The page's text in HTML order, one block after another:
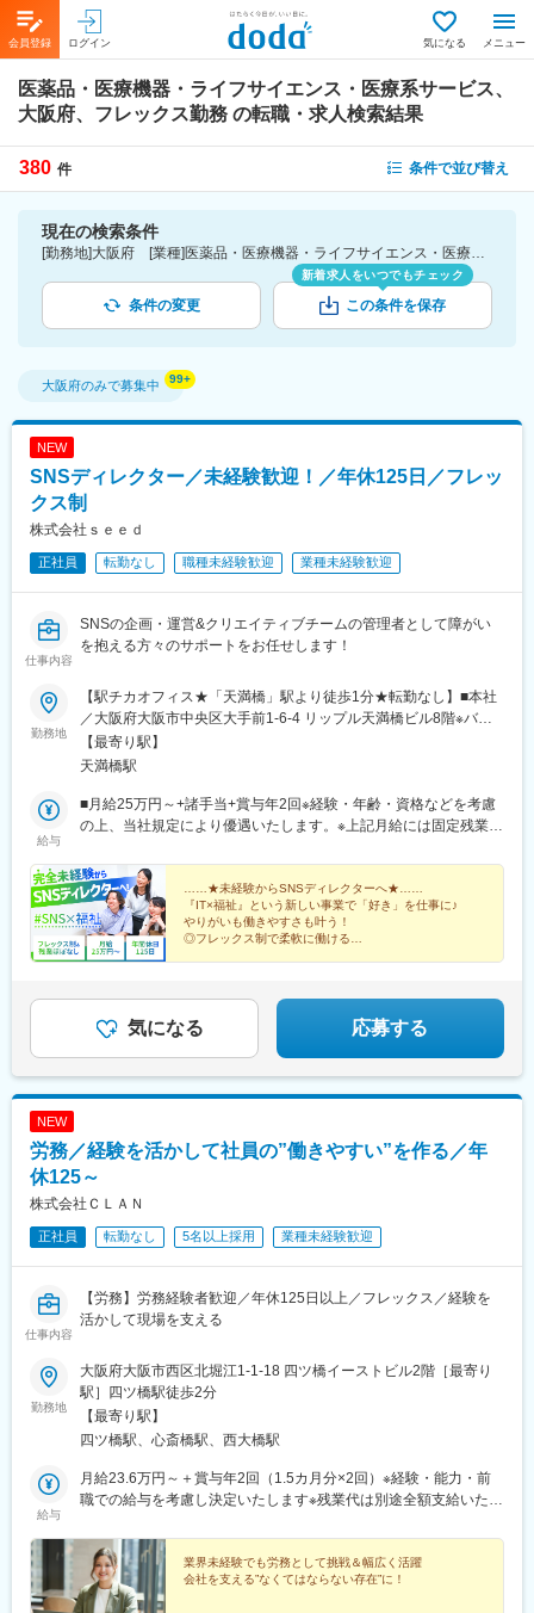
会員登録 ログイン 気になる メニュー
医薬品・医療機器・ライフサイエンス・医療系サービス、
大阪府、フレックス勤務 の転職・求人検索結果
380 件 条件で並び替え
現在の検索条件
[勤務地]大阪府 [業種]医薬品・医療機器・ライフサイエンス・医療系サービス [詳細条件](休日・働き方)フレックス勤務
条件の変更
新着求人をいつでもチェック
この条件を保存
大阪府のみで募集中
NEW
SNSディレクター／未経験歓迎！／年休125日／フレッ
クス制
株式会社ｓｅｅｄ
正社員 転勤なし 職種未経験歓迎 業種未経験歓迎
仕事内容
SNSの企画・運営&クリエイティブチームの管理者として障がい
を抱える方々のサポートをお任せします！
勤務地
【駅チカオフィス★「天満橋」駅より徒歩1分★転勤なし】■本社
／大阪府大阪市中央区大手前1-6-4 リップル天満橋ビル8階※バイ
ク・自転車通勤相談可〈アクセス〉・京阪・大阪メトロ「天満
橋」駅より徒歩1分・大阪メトロ「谷町四丁目」駅より徒歩7分
【最寄り駅】
天満橋駅
給与
■月給25万円～+諸手当+賞与年2回※経験・年齢・資格などを考慮
の上、当社規定により優遇いたします。※上記月給には固定残業代
します。
……★未経験からSNSディレクターへ★……
『IT×福祉』という新しい事業で「好き」を仕事に♪
やりがいも働きやすさも叶う！
◎フレックス制で柔軟に働ける
気になる 応募する
NEW
労務／経験を活かして社員の”働きやすい”を作る／年
休125～
株式会社ＣＬＡＮ
正社員 転勤なし 5名以上採用 業種未経験歓迎
仕事内容
【労務】労務経験者歓迎／年休125日以上／フレックス／経験を
活かして現場を支える
勤務地
大阪府大阪市西区北堀江1-1-18 四ツ橋イーストビル2階［最寄り
駅］四ツ橋駅徒歩2分
【最寄り駅】
四ツ橋駅、心斎橋駅、西大橋駅
給与
月給23.6万円～＋賞与年2回（1.5カ月分×2回）※経験・能力・前
職での給与を考慮し決定いたします※残業代は別途全額支給いたし
残業手当■その他祝い金など
業界未経験でも労務として挑戦＆幅広く活躍
会社を支える”なくてはならない存在”に！